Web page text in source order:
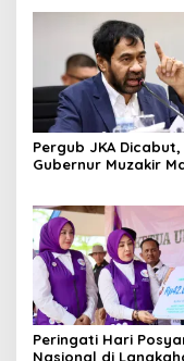
Pergub JKA Dicabut,
Gubernur Muzakir
Peringati Hari
Nasional di